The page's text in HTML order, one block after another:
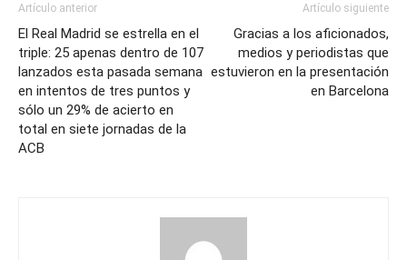
Artículo anterior
El Real Madrid se estrella en el
triple: 25 apenas dentro de 107
lanzados esta pasada semana
en intentos de tres puntos y
sólo un 29% de acierto en
total en siete jornadas de la
ACB
Artículo siguiente
Gracias a los aficionados,
medios y periodistas que
estuvieron en la presentación
en Barcelona